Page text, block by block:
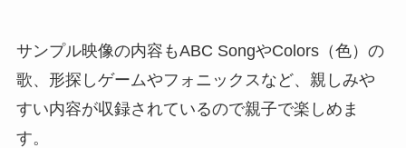
サンプル映像の内容もABC SongやColors（色）の
歌、形探しゲームやフォニックスなど、親しみや
すい内容が収録されているので親子で楽しめま
す。